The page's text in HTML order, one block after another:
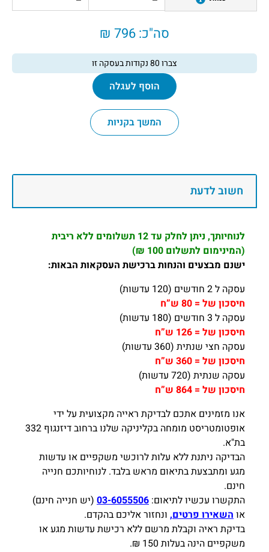
סה"כ:796 ₪
צברו80נקודות בעסקה זו
הוסף לעגלה
המשך בקניות
חשוב לדעת
לנוחיותך, ניתן לחלק עד 12 תשלומים ללא ריבית
(המינימום לתשלום 100 ₪)
ישנם מבצעים והנחות ברכישת העסקאות הבאות:
עסקה ל 2 חודשים (120 עדשות)
חיסכון של = 80 ש”ח
עסקה ל 3 חודשים (180 עדשות)
חיסכון של = 126 ש”ח
עסקה חצי שנתית (360 עדשות)
חיסכון של = 360 ש”ח
עסקה שנתית (720 עדשות)
חיסכון של = 864 ש”ח
אנו מזמינים אתכם לבדיקת ראייה מקצועית על ידי
אופטומטריסט מומחה בקליניקה שלנו ברחוב דיזנגוף 332
בת"א.
הבדיקה ניתנת ללא עלות לרוכשי משקפיים או עדשות
מגע ומתבצעת בתיאום מראש בלבד. לנוחיותכם חנייה
חינם.
התקשרו עכשיו לתיאום: 03-6055506 (יש חנייה חינם)
אוהשאירו פרטים, ונחזור אליכם בהקדם.
בדיקת ראיה וקבלת מרשם ללא רכישת עדשות מגע או
משקפיים הינה בעלות 150 ₪.